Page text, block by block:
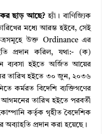
কর ছাড় আছে?হ্যাঁ। বাণিজ্যিক
মধ্যে আরম্ভ হইবে, সেই
উক্ত Ordinance এর
প্রদান করিল, যথা:- (ক)
ব্যবসা হইতে অর্জিত আয়ের
তারিখ হইতে ৩০ জুন, ২০৩৬
কর্মরত বিদেশি ব্যক্তিগণের
তারিখ হইতে পরবর্তী
কর্তৃক গৃহীত বৈদেশিক
প্রদান করা হয়েছে।